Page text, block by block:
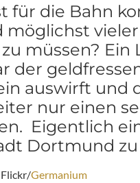
für die Bahn
möglichst
müssen? Ein
der
auswirft und
nur einen
Eigentlich
Dortmund
Germanium